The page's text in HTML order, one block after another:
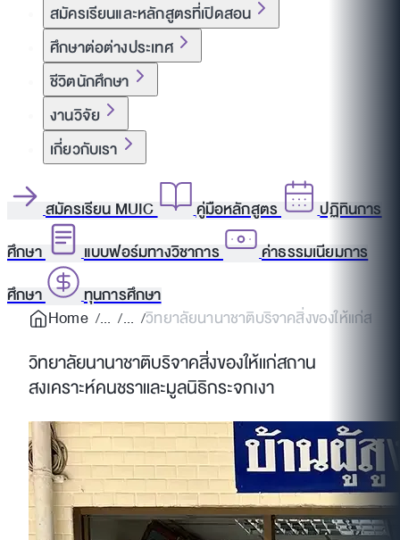
สมัครเรียนและหลักสูตรที่เปิดสอน
ศึกษาต่อต่างประเทศ
ชีวิตนักศึกษา
งานวิจัย
เกี่ยวกับเรา
สมัครเรียน MUIC คู่มือหลักสูตร
ปฏิทินการ
ศึกษา
แบบฟอร์มทางวิชาการ
ค่าธรรมเนียมการ
ศึกษา
ทุนการศึกษา
Home
วิทยาลัยนานาชาติบริจาคสิ่งของให้แก่สถา
วิทยาลัยนานาชาติบริจาคสิ่งของให้แก่สถาน
สงเคราะห์คนชราและมูลนิธิกระจกเงา